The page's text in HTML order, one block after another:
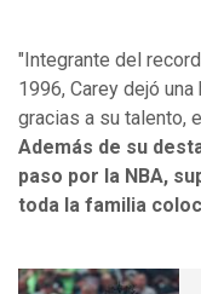
"Integrante del
1996, Carey dejó
gracias a su talento,
Además de su
paso por la NBA,
toda la familia